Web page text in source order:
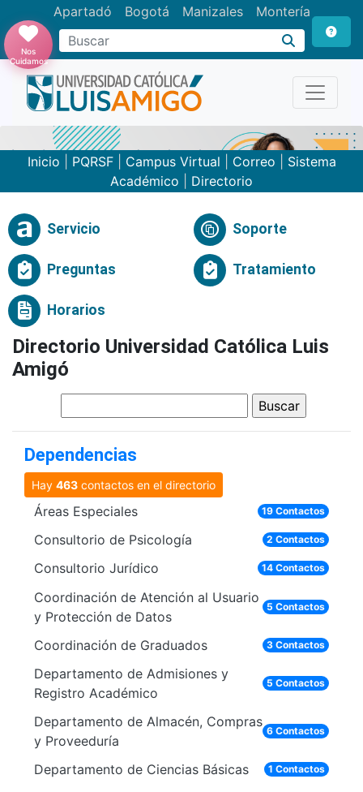
Apartadó Bogotá Manizales Montería
Buscar
Nos
Cuidamos
Inicio PQRSF| Campus Virtual Correo
Sistema
Académico
Directorio
Servicio Soporte
Preguntas Tratamiento
Horarios
Directorio Universidad Católica Luis
Amigó
Dependencias
Hay 463 contactos en el directorio
Áreas Especiales 19 Contactos
Consultorio de Psicología 2 Contactos
Consultorio Jurídico 14 Contactos
Coordinación de Atención al Usuario
y Protección de Datos
5 Contactos
Coordinación de Graduados 3 Contactos
Departamento de Admisiones y
Registro Académico
5 Contactos
Departamento de Almacén, Compras
y Proveeduría
6 Contactos
Departamento de Ciencias Básicas 1 Contactos